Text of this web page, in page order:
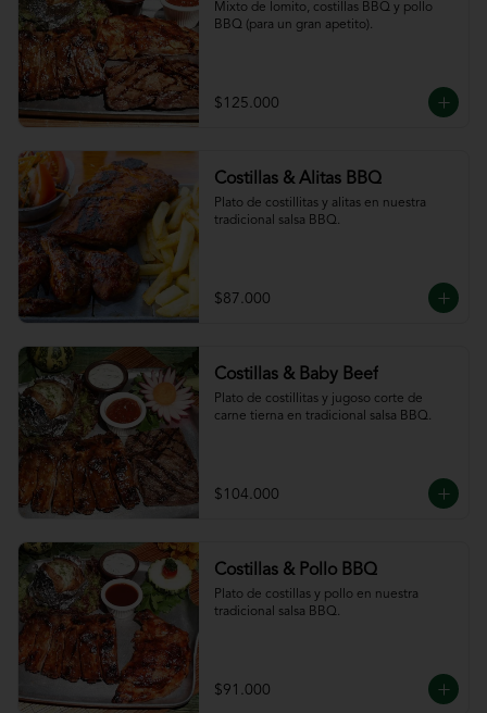
Mixto de lomito, costillas BBQ y pollo
BBQ (para un gran apetito).
$125.000
Costillas & Alitas BBQ
Plato de costillitas y alitas en nuestra
tradicional salsa BBQ.
$87.000
Costillas & Baby Beef
Plato de costillitas y jugoso corte de
carne tierna en tradicional salsa BBQ.
$104.000
Costillas & Pollo BBQ
Plato de costillas y pollo en nuestra
tradicional salsa BBQ.
$91.000